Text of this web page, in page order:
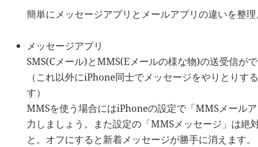
簡単にメッセージアプリとメールアプリの違いを整理
メッセージアプリ
SMS(Cメール)とMMS(Eメールの様な物)の送受信がで
（これ以外にiPhone同士でメッセージをやりとりす
す）
MMSを使う場合にはiPhoneの設定で「MMSメール
力しましょう。また設定の「MMSメッセージ」は絶
と。オフにすると新着メッセージが勝手に消えます。